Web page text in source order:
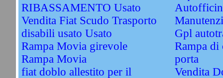
RIBASSAMENTO Usato
Vendita Fiat Scudo Trasporto
disabili usato Usato
Rampa Movia girevole
Rampa Movia
fiat doblo allestito per il
Gpl
Rampa di
porta
Vendita